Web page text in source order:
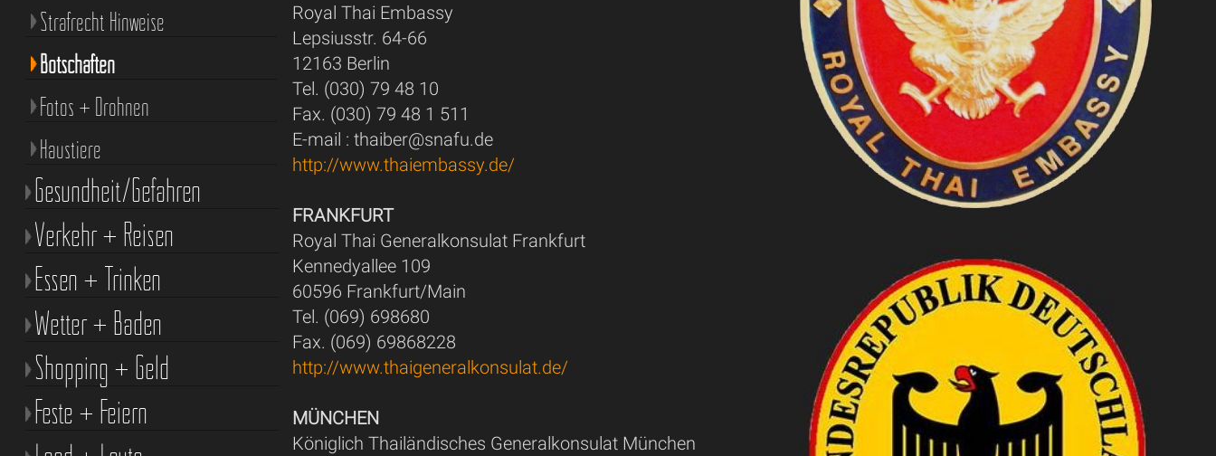
Royal Thai Embassy
Lepsiusstr. 64-66
12163 Berlin
Tel. (030) 79 48 10
Fax. (030) 79 48 1 511
E-mail : thaiber@snafu.de
http://www.thaiembassy.de/
FRANKFURT
Royal Thai Generalkonsulat Frankfurt
Kennedyallee 109
60596 Frankfurt/Main
Tel. (069) 698680
Fax. (069) 69868228
http://www.thaigeneralkonsulat.de/
MÜNCHEN
Königlich Thailändisches Generalkonsulat München
Strafrecht Hinweise
Botschaften
Fotos + Drohnen
Haustiere
Gesundheit/Gefahren
Verkehr + Reisen
Essen + Trinken
Wetter + Baden
Shopping + Geld
Feste + Feiern